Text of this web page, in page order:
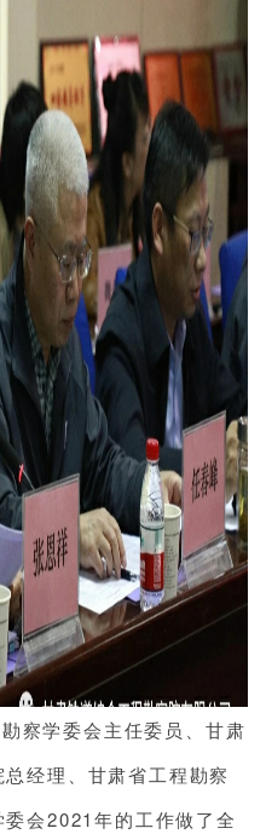
察学委会主任委员、甘肃
经理、甘肃省工程勘察
会2021年的工作做了全